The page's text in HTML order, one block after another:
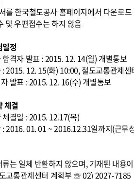
를 한국철도공사 홈페이지에서 다운로
및 우편접수는 하지 않음
정
격자 발표 : 2015. 12. 14(월) 개별통보
2015. 12. 15(화) 10:00, 철도교통관제센
발표 : 2015. 12. 16(수) 개별통보
체결
결일 : 2015. 12.17(목)
: 2016. 01. 01 ~ 2016.12.31일까지(근무
는 일체 반환하지 않으며, 기재된 내용
교통관제센터 계획부 ☏ 02) 2027-7185